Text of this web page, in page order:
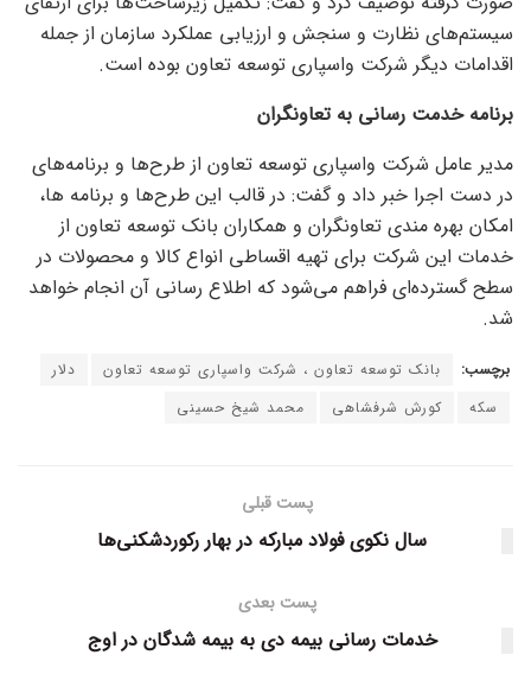
سیستم‌های نظارت و سنجش و ارزیابی عملکرد سازمان از جمله
اقدامات دیگر شرکت واسپاری توسعه تعاون بوده است.
برنامه خدمت رسانی به تعاونگران
مدیر عامل شرکت واسپاری توسعه تعاون از طرح‌ها و برنامه‌های
در دست اجرا خبر داد و گفت: در قالب این طرح‌ها و برنامه ها،
امکان بهره مندی تعاونگران و همکاران بانک توسعه تعاون از
خدمات این شرکت برای تهیه اقساطی انواع کالا و محصولات در
سطح گسترده‌ای فراهم می‌شود که اطلاع رسانی آن انجام خواهد
شد.
برچسب: بانک توسعه تعاون ، شرکت واسپاری توسعه تعاون
دلار
سکه
کورش شرفشاهی محمد شیخ حسینی
پست قبلی
سال نکوی فولاد مبارکه در بهار رکوردشکنی‌ها
پست بعدی
خدمات رسانی بیمه دی به بیمه شدگان در اوج